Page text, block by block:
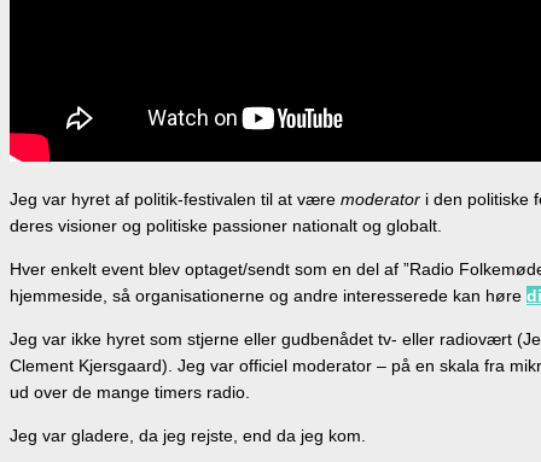
Jeg var hyret af politik-festivalen til at være moderator i den politiske
deres visioner og politiske passioner nationalt og globalt.
Hver enkelt event blev optaget/sendt som en del af ”Radio
hjemmeside, så organisationerne og andre interesserede kan høre
Jeg var ikke hyret som stjerne eller gudbenådet tv- eller radiovært
Clement Kjersgaard). Jeg var officiel moderator – på en skala fra
ud over de mange timers radio.
Jeg var gladere, da jeg rejste, end da jeg kom.